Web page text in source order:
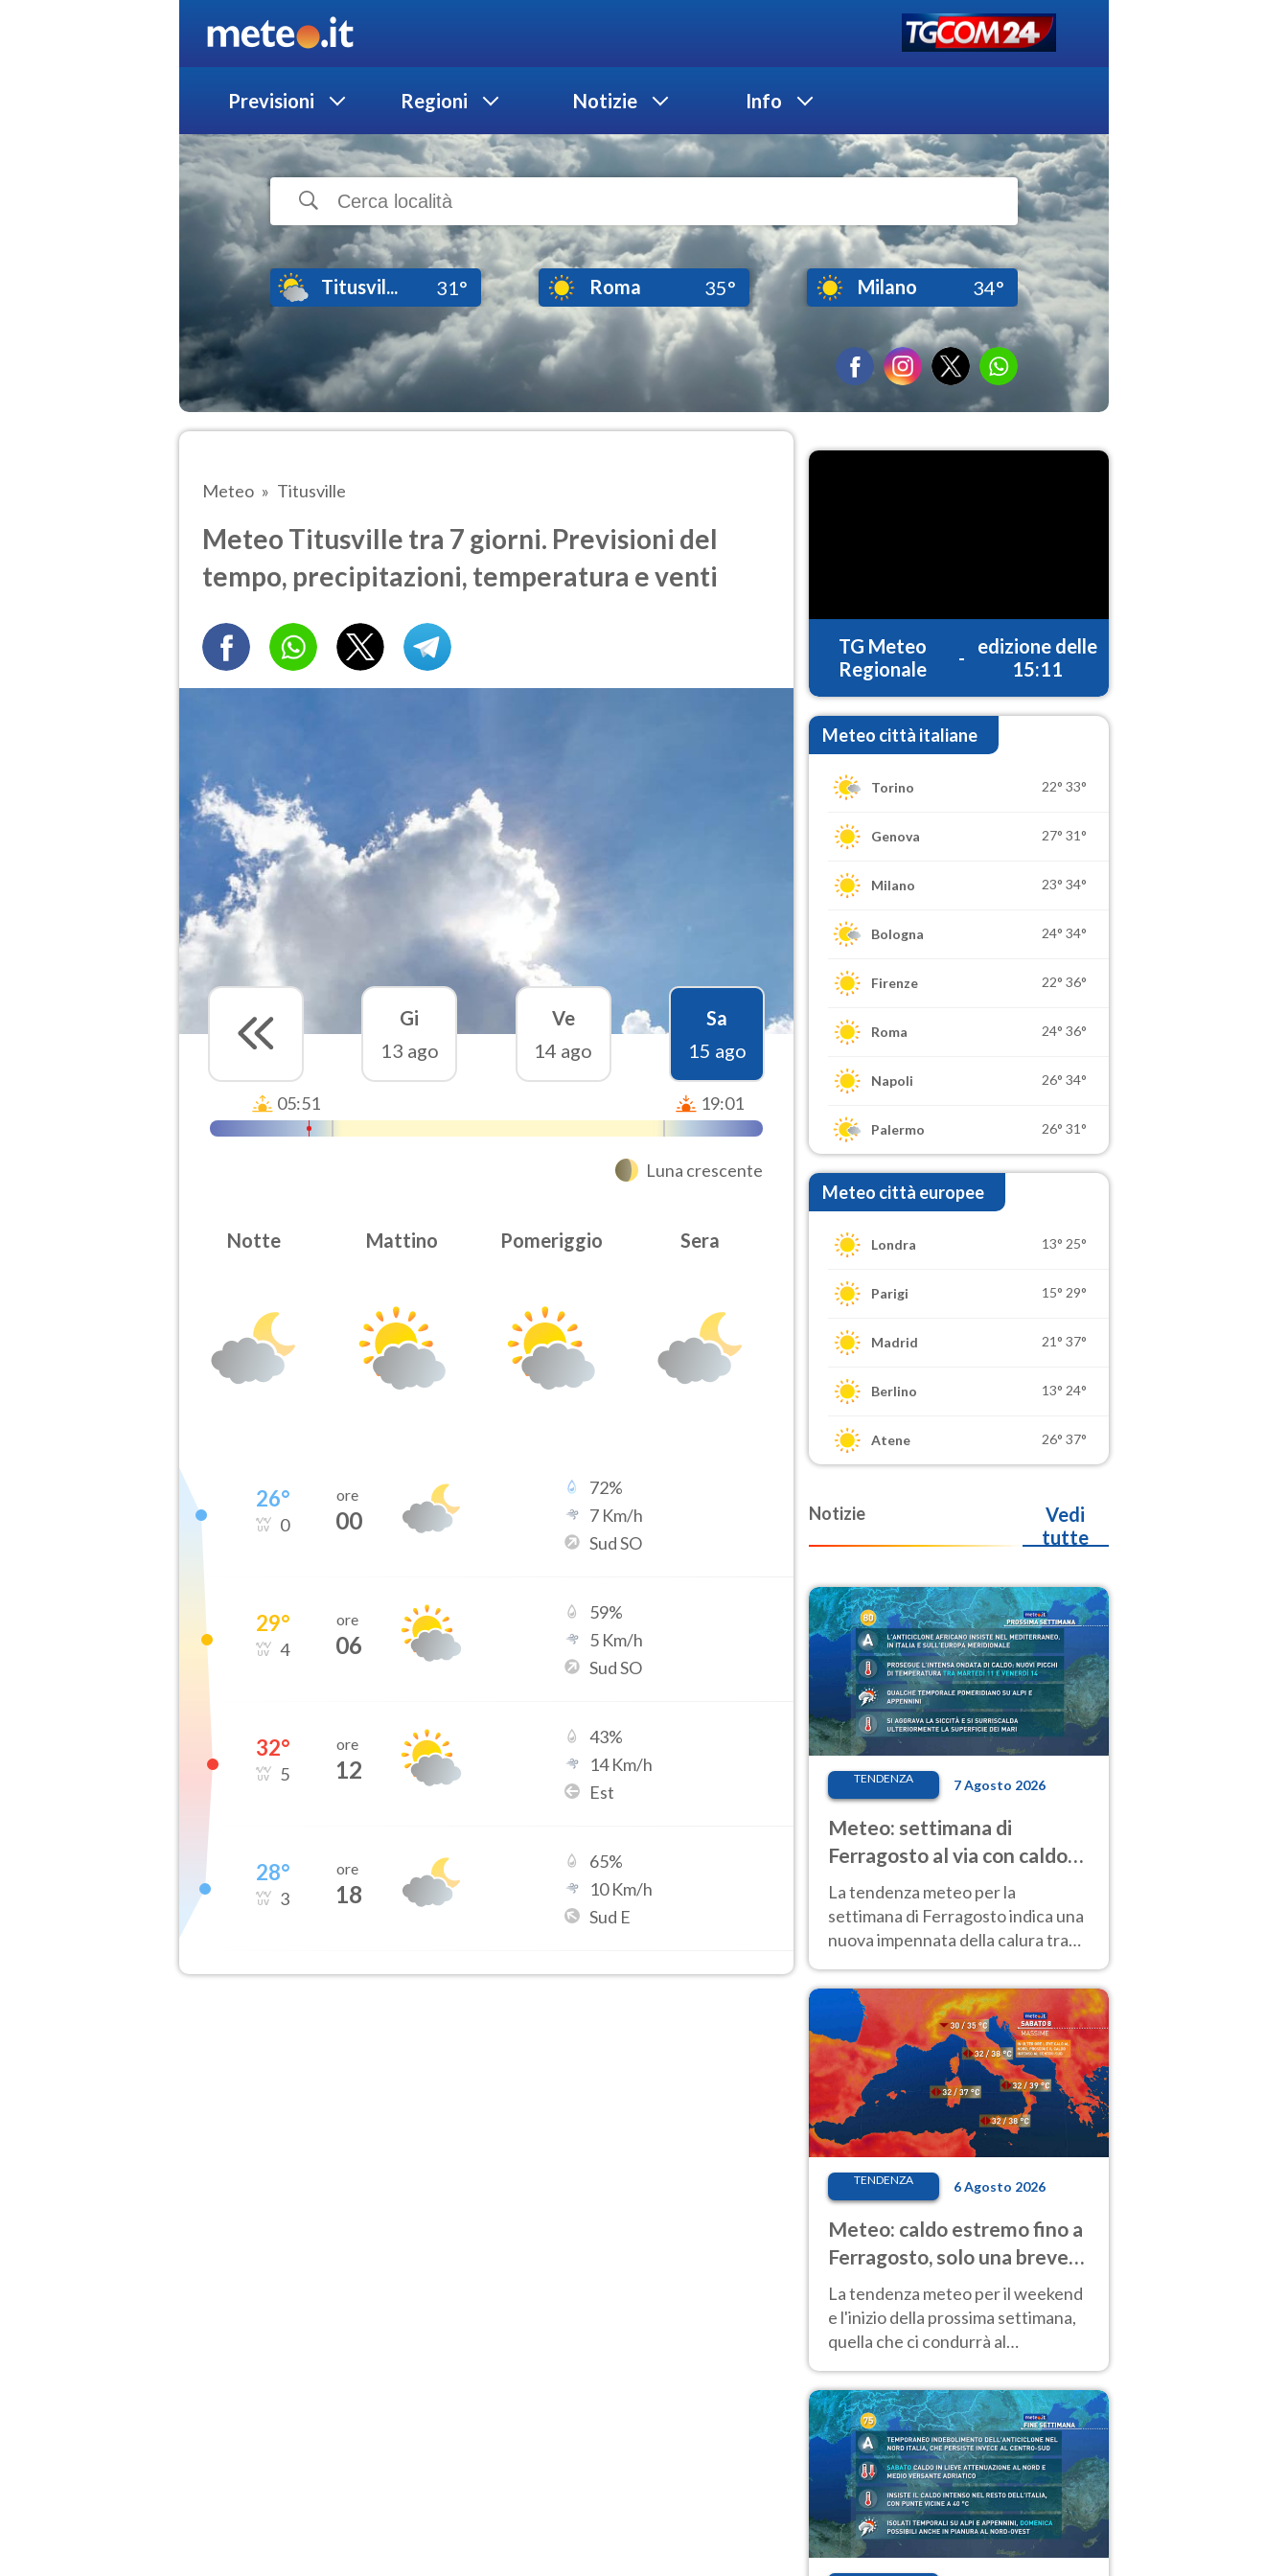
Previsioni Regioni Notizie Info
Titusvil... 31° Roma 35° Milano 34°
Meteo Titusville
Meteo Titusville tra 7 giorni. Previsioni del
tempo, precipitazioni, temperatura e venti
Gi
13 ago
Ve
14 ago
Sa
15 ago
05:51 19:01
Luna crescente
Notte Mattino Pomeriggio Sera
26°
0
ore
00
72%
7 Km/h
Sud SO
29°
4
ore
06
59%
5 Km/h
Sud SO
32°
5
ore
12
43%
14Km/h
Est
28°
3
ore
18
65%
10Km/h
Sud E
TG Meteo
Regionale
-
edizione delle
15:11
Meteo città italiane
Torino 22° 33°
Genova 27° 31°
Milano 23° 34°
Bologna 24° 34°
Firenze 22° 36°
Roma 24° 36°
Napoli 26° 34°
Palermo 26° 31°
Meteo città europee
Londra 13° 25°
Parigi 15° 29°
Madrid 21° 37°
Berlino 13° 24°
Atene 26° 37°
Notizie
Vedi
tutte
TENDENZA 7 Agosto 2026
Meteo: settimana di
Ferragosto al via con caldo
intenso e qualche temporale
La tendenza meteo per la
settimana di Ferragosto indica una
nuova impennata della calura tra
anche al Nord.
TENDENZA 6 Agosto 2026
Meteo: caldo estremo fino a
Ferragosto, solo una breve
pausa. Ecco dove
La tendenza meteo per il weekend
e l'inizio della prossima settimana,
quella che ci condurrà al
temperature molto elevate